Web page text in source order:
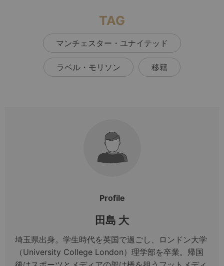
TAG
マンチェスター・ユナイテッド
ラベル・モリソン 移籍
Profile
田島 大
埼玉県出身。学生時代を英国で過ごし、ロンドン大学
（University College London）理学部を卒業。帰国